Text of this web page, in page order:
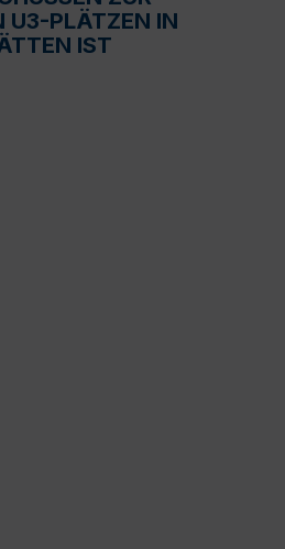
U3-PLÄTZEN IN
IST